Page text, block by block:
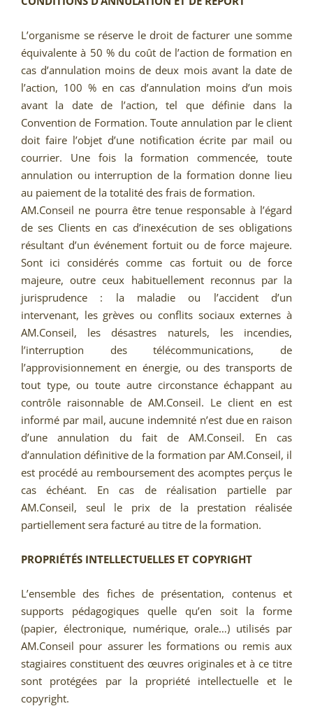
L’organisme se réserve le droit de facturer une somme
équivalente à 50 % du coût de l’action de formation en
cas d’annulation moins de deux mois avant la date de
l’action, 100 % en cas d’annulation moins d’un mois
avant la date de l’action, tel que définie dans la
Convention de Formation. Toute annulation par le client
doit faire l’objet d’une notification écrite par mail ou
courrier. Une fois la formation commencée, toute
annulation ou interruption de la formation donne lieu
au paiement de la totalité des frais de formation.
AM.Conseil ne pourra être tenue responsable à l’égard
de ses Clients en cas d’inexécution de ses obligations
résultant d’un événement fortuit ou de force majeure.
Sont ici considérés comme cas fortuit ou de force
majeure, outre ceux habituellement reconnus par la
jurisprudence : la maladie ou l’accident d’un
intervenant, les grèves ou conflits sociaux externes à
AM.Conseil, les désastres naturels, les incendies,
l’interruption des télécommunications, de
l’approvisionnement en énergie, ou des transports de
tout type, ou toute autre circonstance échappant au
contrôle raisonnable de AM.Conseil. Le client en est
informé par mail, aucune indemnité n’est due en raison
d’une annulation du fait de AM.Conseil. En cas
d’annulation définitive de la formation par AM.Conseil, il
est procédé au remboursement des acomptes perçus le
cas échéant. En cas de réalisation partielle par
AM.Conseil, seul le prix de la prestation réalisée
partiellement sera facturé au titre de la formation.
PROPRIÉTÉS INTELLECTUELLES ET COPYRIGHT
L’ensemble des fiches de présentation, contenus et
supports pédagogiques quelle qu’en soit la forme
(papier, électronique, numérique, orale…) utilisés par
AM.Conseil pour assurer les formations ou remis aux
stagiaires constituent des œuvres originales et à ce titre
sont protégées par la propriété intellectuelle et le
copyright.